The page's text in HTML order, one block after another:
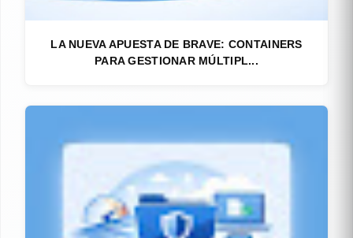
LA NUEVA APUESTA DE BRAVE: CONTAINERS
PARA GESTIONAR MÚLTIPL...